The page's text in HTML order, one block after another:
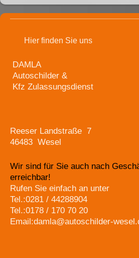
Hier finden Sie uns
DAMLA
Autoschilder &
Kfz Zulassungsdienst
Reeser Landstraße 7
46483 Wesel
Wir sind für Sie auch nach
erreichbar!
Rufen Sie einfach an unter
Tel.:0281 / 44288904
Tel.:0178 / 170 70 20
Email:damla@autoschilder-